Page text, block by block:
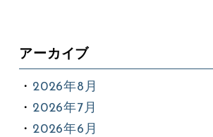
アーカイブ
2026年8月
2026年7月
2026年6月